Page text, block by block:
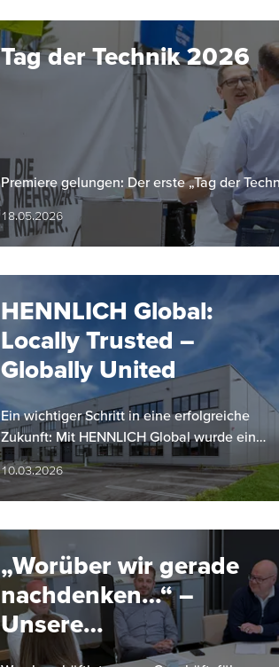
Tag der Technik 2026
Premiere gelungen: Der erste „Tag der
18.05.2026
HENNLICH Global:
Locally Trusted –
Globally United
Ein wichtiger Schritt in eine erfolgreiche
Zukunft: Mit HENNLICH Global wurde eine
gruppenweite Führungs- und
Koordinationseinheit ins Leben gerufen,…
10.03.2026
„Worüber wir gerade
nachdenken…“ –
Unsere
Geschäftsführer im